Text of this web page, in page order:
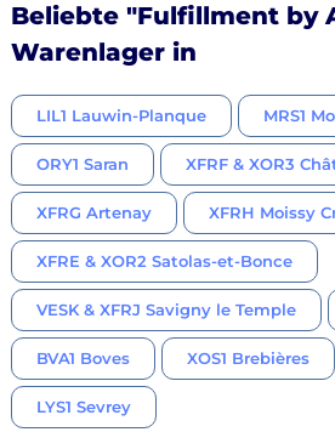
Beliebte "Fulfillment by
Warenlager in
LIL1 Lauwin-Planque MRS1
ORY1 Saran XFRF & XOR3
XFRG Artenay XFRH Moissy
XFRE & XOR2 Satolas-et-Bonce
VESK & XFRJ Savigny le Temple
BVA1 Boves XOS1 Brebières
LYS1 Sevrey